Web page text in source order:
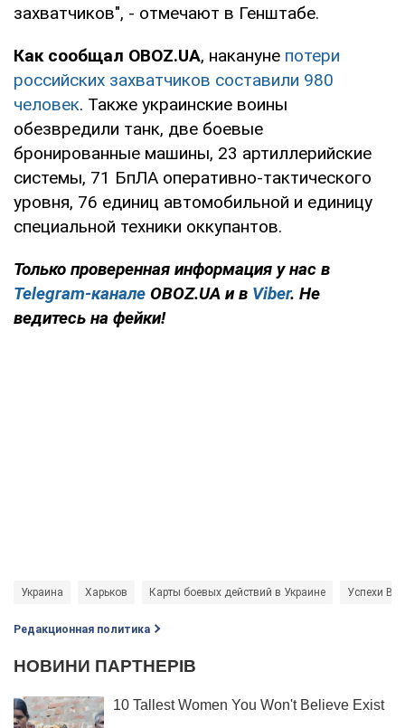
захватчиков", - отмечают в Генштабе.
Как сообщал OBOZ.UA, накануне потери
российских захватчиков составили 980
человек. Также украинские воины
обезвредили танк, две боевые
бронированные машины, 23 артиллерийские
системы, 71 БпЛА оперативно-тактического
уровня, 76 единиц автомобильной и единицу
специальной техники оккупантов.
Только проверенная информация у нас в
Telegram-канале OBOZ.UA и в Viber. Не
ведитесь на фейки!
Украина Харьков Карты боевых действий в Украине Успехи
Редакционная политика